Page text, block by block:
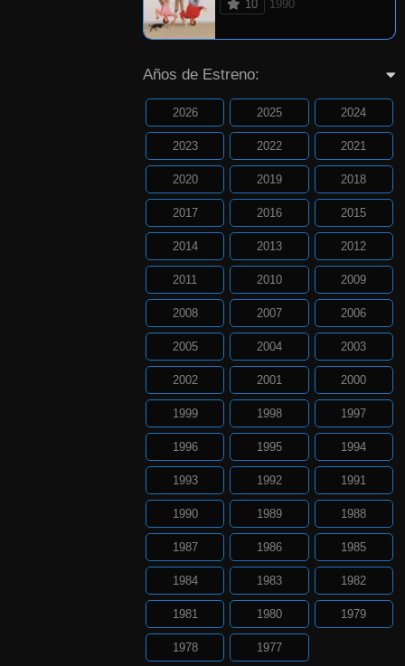
10
1990
Años de Estreno:
2026 2025 2024
2023 2022 2021
2020 2019 2018
2017 2016 2015
2014 2013 2012
2011 2010 2009
2008 2007 2006
2005 2004 2003
2002 2001 2000
1999 1998 1997
1996 1995 1994
1993 1992 1991
1990 1989 1988
1987 1986 1985
1984 1983 1982
1981 1980 1979
1978 1977